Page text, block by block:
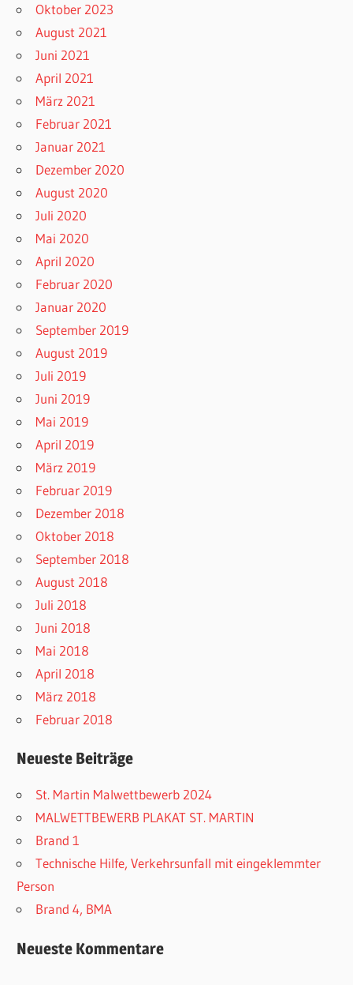
Oktober 2023
August 2021
Juni 2021
April 2021
März 2021
Februar 2021
Januar 2021
Dezember 2020
August 2020
Juli 2020
Mai 2020
April 2020
Februar 2020
Januar 2020
September 2019
August 2019
Juli 2019
Juni 2019
Mai 2019
April 2019
März 2019
Februar 2019
Dezember 2018
Oktober 2018
September 2018
August 2018
Juli 2018
Juni 2018
Mai 2018
April 2018
März 2018
Februar 2018
Neueste Beiträge
St. Martin Malwettbewerb 2024
MALWETTBEWERB PLAKAT ST. MARTIN
Brand 1
Technische Hilfe, Verkehrsunfall mit eingeklemmter
Person
Brand 4, BMA
Neueste Kommentare